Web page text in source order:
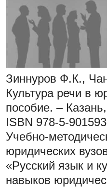
Зиннуров Ф.К.,
Культура речи в
пособие. –
ISBN 978-5-
Учебно-
юридических
«Русский язык и
навыков